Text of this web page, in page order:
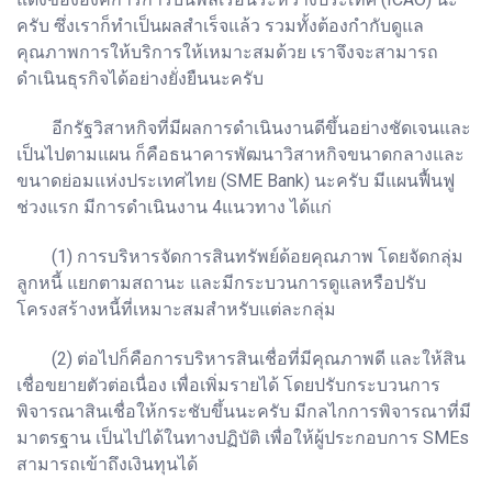
ครับ ซึ่งเราก็ทำเป็นผลสำเร็จแล้ว รวมทั้งต้องกำกับดูแล
คุณภาพการให้บริการให้เหมาะสมด้วย เราจึงจะสามารถ
ดำเนินธุรกิจได้อย่างยั่งยืนนะครับ
อีกรัฐวิสาหกิจที่มีผลการดำเนินงานดีขึ้นอย่างชัดเจนและ
เป็นไปตามแผน ก็คือธนาคารพัฒนาวิสาหกิจขนาดกลางและ
ขนาดย่อมแห่งประเทศไทย (SME Bank) นะครับ มีแผนฟื้นฟู
ช่วงแรก มีการดำเนินงาน 4แนวทาง ได้แก่
(1) การบริหารจัดการสินทรัพย์ด้อยคุณภาพ โดยจัดกลุ่ม
ลูกหนี้ แยกตามสถานะ และมีกระบวนการดูแลหรือปรับ
โครงสร้างหนี้ที่เหมาะสมสำหรับแต่ละกลุ่ม
(2) ต่อไปก็คือการบริหารสินเชื่อที่มีคุณภาพดี และให้สิน
เชื่อขยายตัวต่อเนื่อง เพื่อเพิ่มรายได้ โดยปรับกระบวนการ
พิจารณาสินเชื่อให้กระชับขึ้นนะครับ มีกลไกการพิจารณาที่มี
มาตรฐาน เป็นไปได้ในทางปฏิบัติ เพื่อให้ผู้ประกอบการ SMEs
สามารถเข้าถึงเงินทุนได้